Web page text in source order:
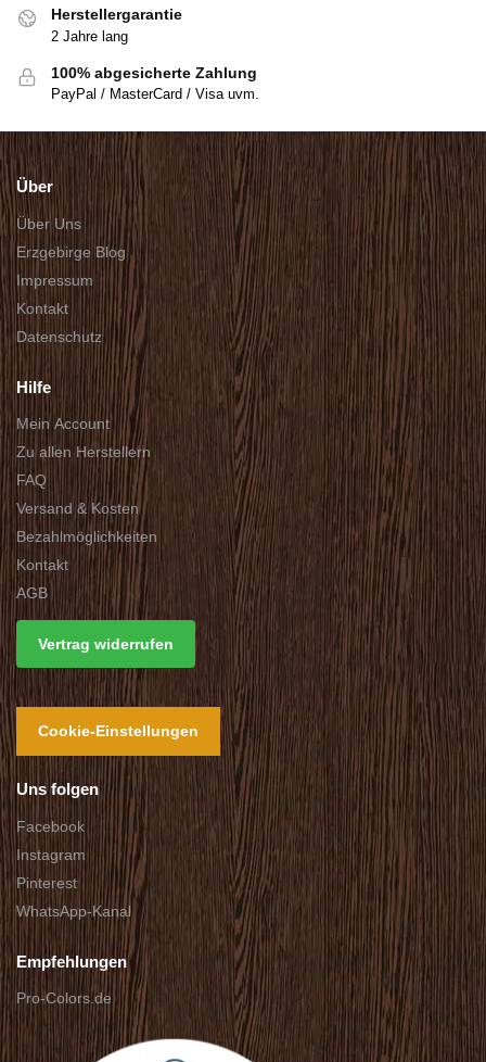
Herstellergarantie
2 Jahre lang
100% abgesicherte Zahlung
PayPal / MasterCard / Visa uvm.
Über
Über Uns
Erzgebirge Blog
Impressum
Kontakt
Datenschutz
Hilfe
Mein Account
Zu allen Herstellern
FAQ
Versand & Kosten
Bezahlmöglichkeiten
Kontakt
AGB
Vertrag widerrufen
Cookie-Einstellungen
Uns folgen
Facebook
Instagram
Pinterest
WhatsApp-Kanal
Empfehlungen
Pro-Colors.de